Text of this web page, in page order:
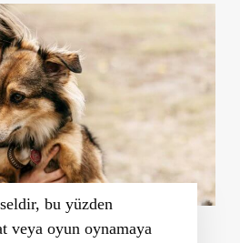
bu yüzden
veya oyun oynamaya